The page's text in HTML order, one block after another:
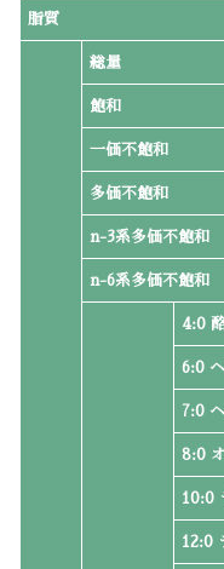
脂質
総量
飽和
一価不飽和
多価不飽和
n-3系多価不飽和
n-6系多価不飽和
4:0
6:0
7:0
8:0
10:0
12:0